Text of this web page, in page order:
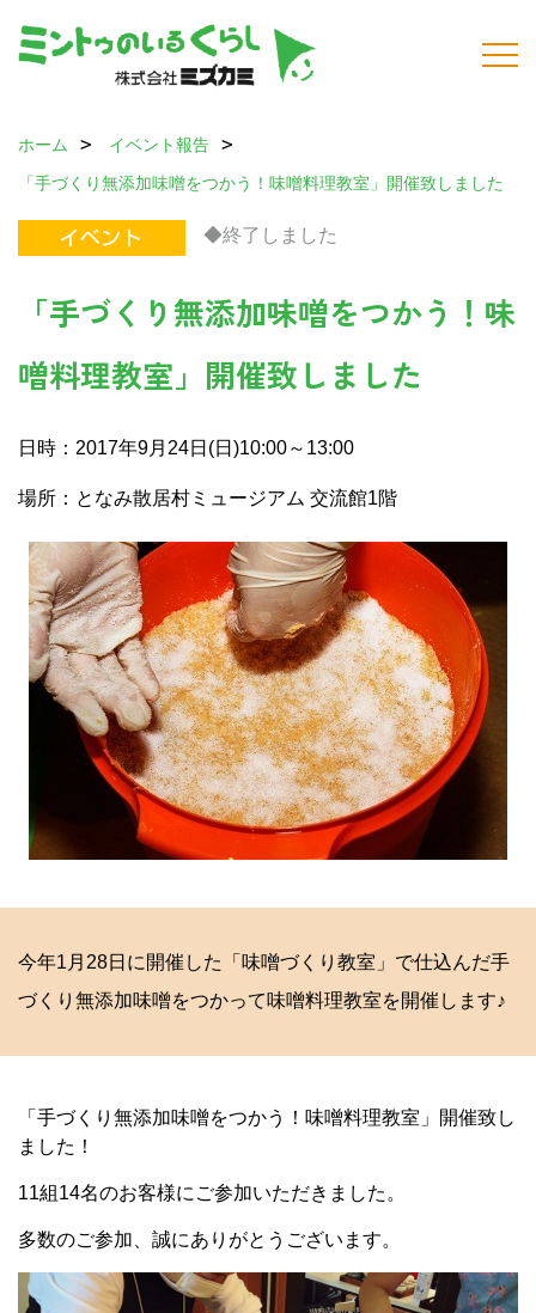
ホーム
イベント報告
「手づくり無添加味噌をつかう！味噌料理教室」開催致しました
◆終了しました
「手づくり無添加味噌をつかう！味
噌料理教室」開催致しました
日時：2017年9月24日(日)10:00～13:00
場所：となみ散居村ミュージアム 交流館1階
今年1月28日に開催した「味噌づくり教室」で仕込んだ手
づくり無添加味噌をつかって味噌料理教室を開催します♪
「手づくり無添加味噌をつかう！味噌料理教室」開催致し
ました！
11組14名のお客様にご参加いただきました。
多数のご参加、誠にありがとうございます。